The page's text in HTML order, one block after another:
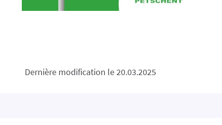
Dernière modification le 20.03.2025